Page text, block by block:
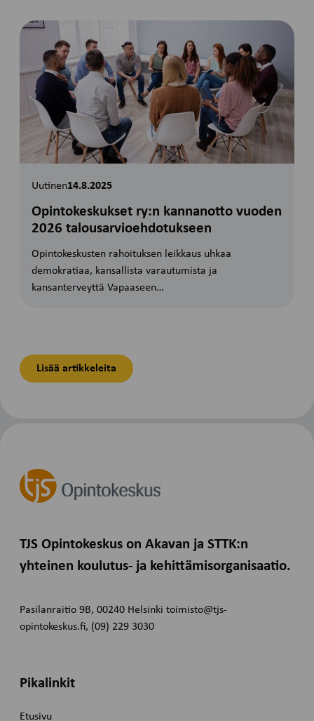
Uutinen14.8.2025
Opintokeskukset ry:n kannanotto vuoden
2026 talousarvioehdotukseen
Opintokeskusten rahoituksen leikkaus uhkaa
demokratiaa, kansallista varautumista ja
kansanterveyttä Vapaaseen…
Lisää artikkeleita
TJS Opintokeskus on Akavan ja STTK:n
yhteinen koulutus- ja kehittämisorganisaatio.
Pasilanraitio 9B, 00240 Helsinki toimisto@tjs-
opintokeskus.fi, (09) 229 3030
Pikalinkit
Etusivu